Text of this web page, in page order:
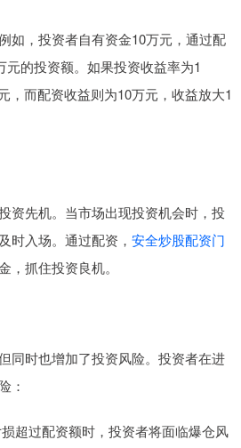
如，投资者自有资金10万元，通过配
元的投资额。如果投资收益率为1
，而配资收益则为10万元，收益放大1
资先机。当市场出现投资机会时，投
时入场。通过配资， 安全炒股配资门
，抓住投资良机。
同时也增加了投资风险。投资者在进
：
超过配资额时，投资者将面临爆仓风